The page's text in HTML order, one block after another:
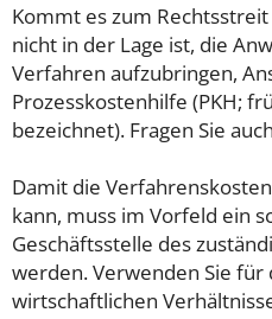
Kommt es zum
nicht in der Lage ist, die
Verfahren aufzubringen,
Prozesskostenhilfe (PKH;
bezeichnet). Fragen Sie
Damit die
kann, muss im Vorfeld ein
Geschäftsstelle des
werden. Verwenden Sie
wirtschaftlichen